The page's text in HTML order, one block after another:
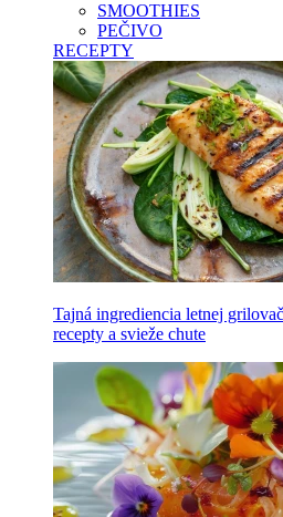
SMOOTHIES
PEČIVO
RECEPTY
Tajná ingrediencia letnej
recepty a svieže chute